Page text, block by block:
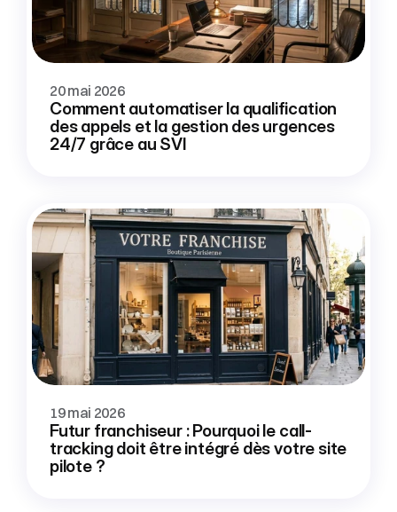
20 mai 2026
Comment automatiser la qualification
des appels et la gestion des urgences
24/7 grâce au SVI
19 mai 2026
Futur franchiseur : Pourquoi le call-
tracking doit être intégré dès votre site
pilote ?